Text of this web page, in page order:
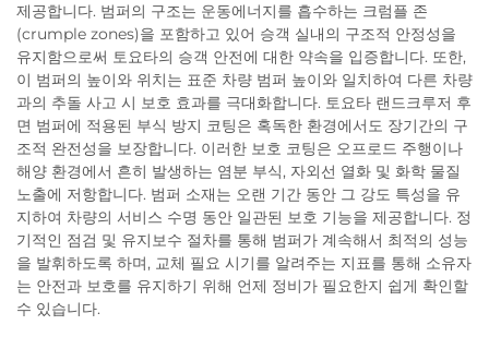
제공합니다. 범퍼의 구조는 운동에너지를 흡수하는 크럼플 존
(crumple zones)을 포함하고 있어 승객 실내의 구조적 안정성을
유지함으로써 토요타의 승객 안전에 대한 약속을 입증합니다. 또한,
이 범퍼의 높이와 위치는 표준 차량 범퍼 높이와 일치하여 다른 차량
과의 추돌 사고 시 보호 효과를 극대화합니다. 토요타 랜드크루저 후
면 범퍼에 적용된 부식 방지 코팅은 혹독한 환경에서도 장기간의 구
조적 완전성을 보장합니다. 이러한 보호 코팅은 오프로드 주행이나
해양 환경에서 흔히 발생하는 염분 부식, 자외선 열화 및 화학 물질
노출에 저항합니다. 범퍼 소재는 오랜 기간 동안 그 강도 특성을 유
지하여 차량의 서비스 수명 동안 일관된 보호 기능을 제공합니다. 정
기적인 점검 및 유지보수 절차를 통해 범퍼가 계속해서 최적의 성능
을 발휘하도록 하며, 교체 필요 시기를 알려주는 지표를 통해 소유자
는 안전과 보호를 유지하기 위해 언제 정비가 필요한지 쉽게 확인할
수 있습니다.